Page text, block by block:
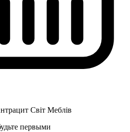
Світ Меблів
первыми